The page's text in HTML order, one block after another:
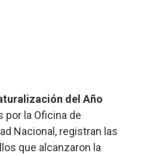
del Año
por la Oficina de
Nacional, registran las
que alcanzaron la